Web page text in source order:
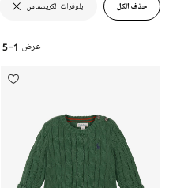
حذف الكل بلوفرات الكريسماس
عرض 1-5